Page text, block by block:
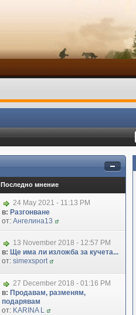
Последно мнение
24 May 2021 - 11:13 PM
в: Разгонване
от: Ангелина13
13 November 2018 - 12:57 PM
в: Ще има ли изложба за кучета...
от: simexsport
27 December 2018 - 01:16 PM
в: Продавам, разменям,
подарявам
от: KARINA L